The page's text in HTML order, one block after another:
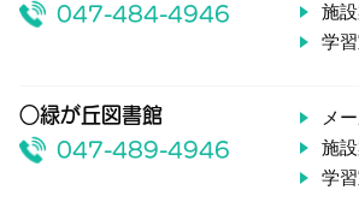
047-484-4946
施
学
○緑が丘図書館
047-489-4946
メ
施
学